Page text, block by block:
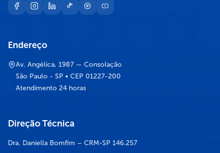
Endereço
Av. Angélica, 1987 — Consolação
São Paulo - SP • CEP 01227-200
Atendimento 24 horas
Direção Técnica
Dra. Daniella Bomfim – CRM-SP 146.257